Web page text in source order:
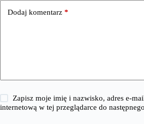
Dodaj komentarz *
Zapisz moje imię i nazwisko, adres e-
internetową w tej przeglądarce do